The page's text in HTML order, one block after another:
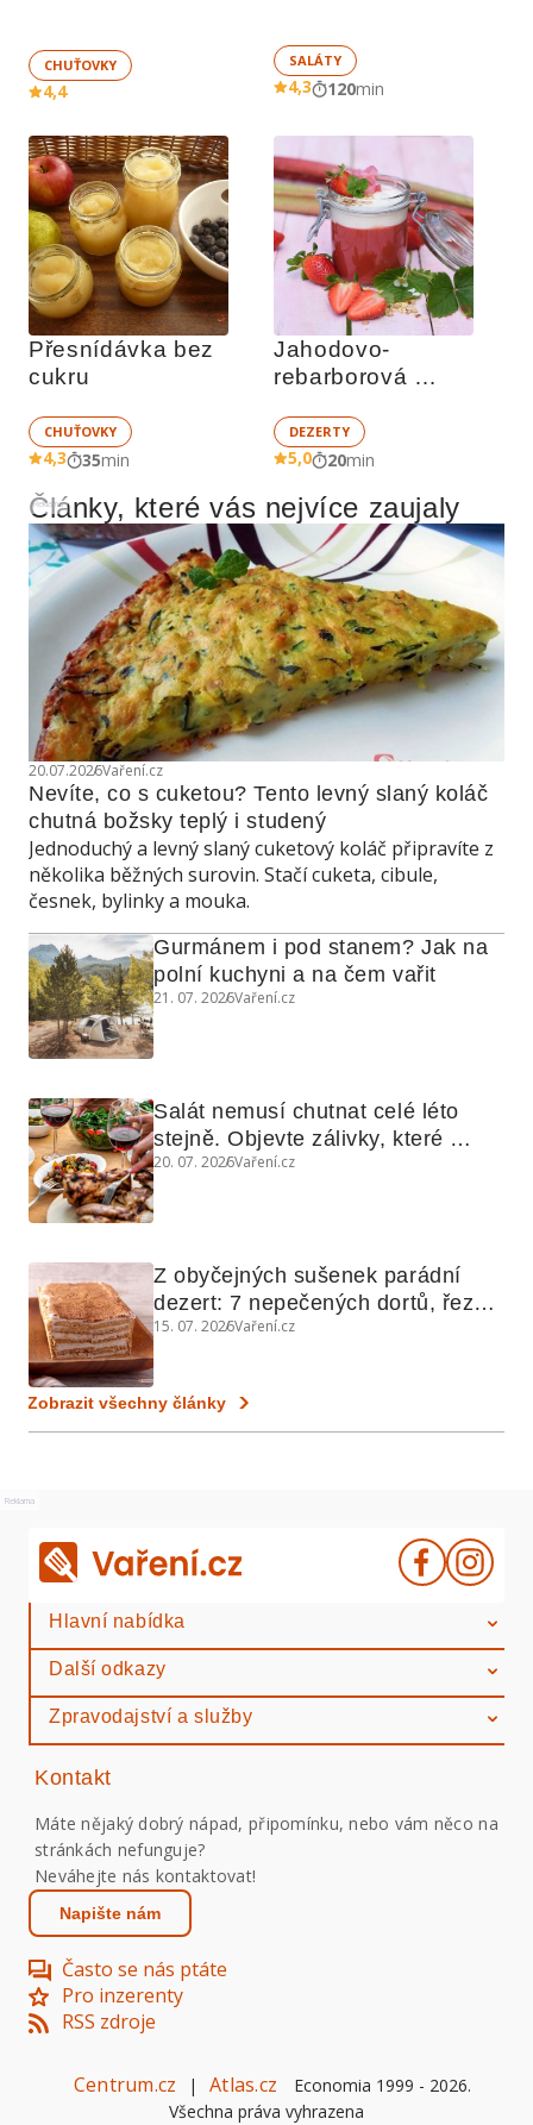
CHUŤOVKY
4,4
SALÁTY
4,3 120min
Přesnídávka bez
cukru
CHUŤOVKY
4,3 35min
Jahodovo-
rebarborová
jogurtem
DEZERTY
5,0 20min
Reklama
Články, které vás nejvíce zaujaly
20.07.2026Vaření.cz
Nevíte, co s cuketou? Tento levný slaný koláč
chutná božsky teplý i studený
Jednoduchý a levný slaný cuketový koláč připravíte z
několika běžných surovin. Stačí cuketa, cibule,
česnek, bylinky a mouka.
Gurmánem i pod stanem? Jak na
polní kuchyni a na čem vařit
21. 07. 2026Vaření.cz
Salát nemusí chutnat celé léto
stejně. Objevte zálivky, které
využijete i na maso, nudle nebo
20. 07. 2026Vaření.cz
Z obyčejných sušenek parádní
dezert: 7 nepečených dortů, řezů
a koláčů
15. 07. 2026Vaření.cz
Zobrazit všechny články
Reklama
Hlavní nabídka
Další odkazy
Zpravodajství a služby
Kontakt
Máte nějaký dobrý nápad, připomínku, nebo vám něco na
stránkách nefunguje?
Neváhejte nás kontaktovat!
Napište nám
Často se nás ptáte
Pro inzerenty
RSS zdroje
Centrum.cz | Atlas.cz Economia 1999 - 2026.
Všechna práva vyhrazena